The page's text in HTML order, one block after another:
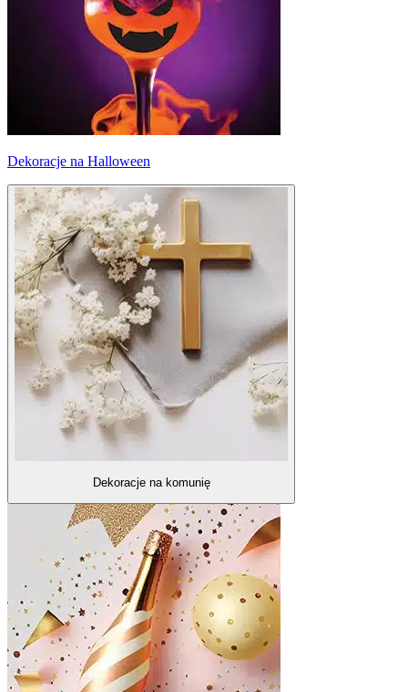
Dekoracje na Halloween
Dekoracje na komunię